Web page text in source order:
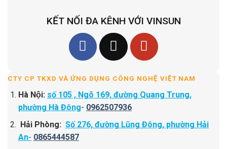
KẾT NỐI ĐA KÊNH VỚI VINSUN
CTY CP TKXD VÀ ỨNG DỤNG CÔNG NGHỆ VIỆT NAM
Hà Nội: số 105 , Ngõ 169, đường Quang Trung,
phường Hà Đông- 0962507936
Hải Phòng: Số 276, đường Lũng Đông, phường Hải
An- 0865444587